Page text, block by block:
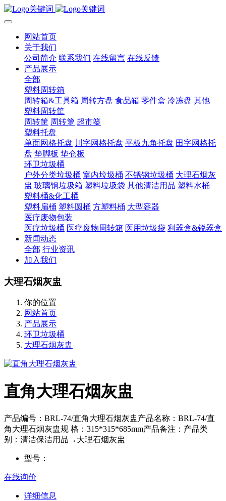
网站首页
关于我们
公司简介 联系我们 在线留言 在线反馈
产品展示
全部
塑料周转箱
周转箱&工具箱 周转方盘 食品箱 零件盒 冷冻盘 其他
塑料周转筐
周转筐 周转箩 超市篓
塑料托盘
单面网格托盘 川字网格托盘 平板九角托盘 田字网格托
盘 垫脚板 垫仓板
环卫垃圾桶
户外分类垃圾桶 室内垃圾桶 不锈钢垃圾桶 大理石烟灰
盅 玻璃钢垃圾箱 塑料垃圾袋 其他清洁用品 塑料水桶
塑料桶&化工桶
塑料扁桶 塑料圆桶 方塑料桶 大型容器
医疗废物包装
医疗垃圾桶 医疗废物周转箱 医用垃圾袋 利器盒&锐器盒
新闻动态
全部 行业资讯
加入我们
大理石烟灰盅
你的位置
网站首页
产品展示
环卫垃圾桶
大理石烟灰盅
直角大理石烟灰盅
产品编号：BRL-74/直角大理石烟灰盅产品名称：BRL-74/直
角大理石烟灰盅规 格：315*315*685mm产品备注：产品类
别：清洁保洁用品→大理石烟灰盅
型号：
在线询价
详细信息